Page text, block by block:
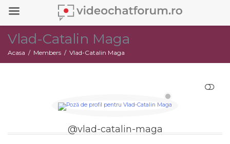
Vlad-Catalin Maga
Acasa Members Vlad-Catalin Maga
@vlad-catalin-maga